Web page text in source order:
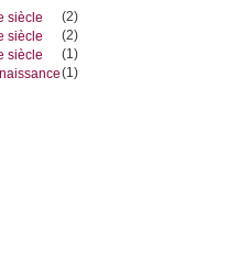
siècle
(2)
siècle
(2)
siècle
(1)
(1)